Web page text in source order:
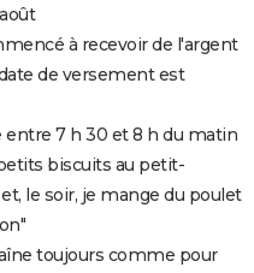
à recevoir de l'argent
de versement est
entre 7 h 30 et 8 h du matin
biscuits au petit-
le soir, je mange du poulet
toujours comme pour